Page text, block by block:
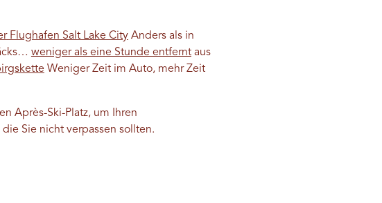
Flughafen Salt Lake CityAnders als in
weniger als eine Stunde entferntaus
Weniger Zeit im Auto, mehr Zeit
Après-Ski-Platz, um Ihren
die Sie nicht verpassen sollten.